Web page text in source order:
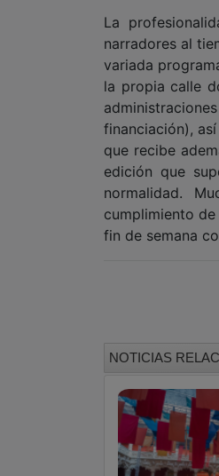
La
narradores al
variada
la propia calle
financiación),
que recibe
edición que
normalidad.
cumplimiento
fin de semana
NOTICIAS